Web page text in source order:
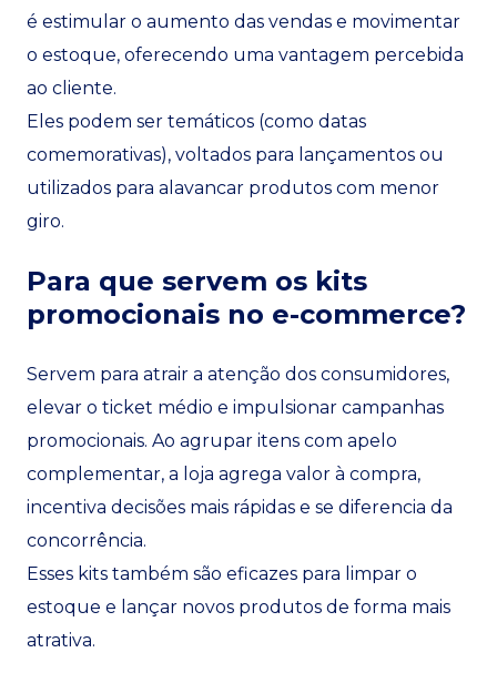
é estimular o aumento das vendas e movimentar
o estoque, oferecendo uma vantagem percebida
ao cliente.
Eles podem ser temáticos (como datas
comemorativas), voltados para lançamentos ou
utilizados para alavancar produtos com menor
giro.
Para que servem os kits
promocionais no e-commerce?
Servem para atrair a atenção dos consumidores,
elevar o ticket médio e impulsionar campanhas
promocionais. Ao agrupar itens com apelo
complementar, a loja agrega valor à compra,
incentiva decisões mais rápidas e se diferencia da
concorrência.
Esses kits também são eficazes para limpar o
estoque e lançar novos produtos de forma mais
atrativa.